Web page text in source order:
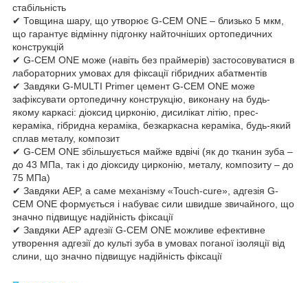
стабільність
✔ Товщина шару, що утворює G-CEM ONE – близько 5 мкм,
що гарантує відмінну підгонку найточніших ортопедичних
конструкцій
✔ G-CEM ONE може (навіть без праймерів) застосовуватися в
лабораторних умовах для фіксації гібридних абатментів
✔ Завдяки G-MULTI Primer цемент G-CEM ONE може
зафіксувати ортопедичну конструкцію, виконану на будь-
якому каркасі: діоксид цирконію, дисилікат літію, прес-
кераміка, гібридна кераміка, безкаркасна кераміка, будь-який
сплав металу, композит
✔ G-CEM ONE збільшується майже вдвічі (як до тканин зуба –
до 43 МПа, так і до діоксиду цирконію, металу, композиту – до
75 МПа)
✔ Завдяки AEP, а саме механізму «Touch-cure», адгезія G-
CEM ONE формується і набуває сили швидше звичайного, що
значно підвищує надійність фіксації
✔ Завдяки AEP адгезії G-CEM ONE можливе ефективне
утворення адгезії до культі зуба в умовах поганої ізоляції від
слини, що значно підвищує надійність фіксації